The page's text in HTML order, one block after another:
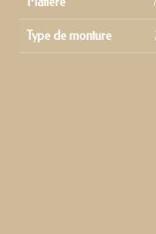
Type de monture